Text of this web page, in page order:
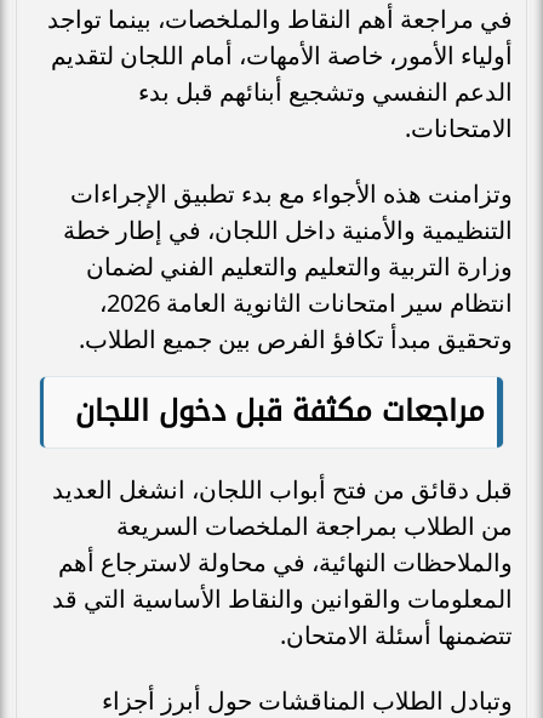
في مراجعة أهم النقاط والملخصات، بينما تواجد
أولياء الأمور، خاصة الأمهات، أمام اللجان لتقديم
الدعم النفسي وتشجيع أبنائهم قبل بدء
الامتحانات.
وتزامنت هذه الأجواء مع بدء تطبيق الإجراءات
التنظيمية والأمنية داخل اللجان، في إطار خطة
وزارة التربية والتعليم والتعليم الفني لضمان
انتظام سير امتحانات الثانوية العامة 2026،
وتحقيق مبدأ تكافؤ الفرص بين جميع الطلاب.
مراجعات مكثفة قبل دخول اللجان
قبل دقائق من فتح أبواب اللجان، انشغل العديد
من الطلاب بمراجعة الملخصات السريعة
والملاحظات النهائية، في محاولة لاسترجاع أهم
المعلومات والقوانين والنقاط الأساسية التي قد
تتضمنها أسئلة الامتحان.
وتبادل الطلاب المناقشات حول أبرز أجزاء